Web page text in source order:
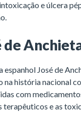
e úlcera
de
espanhol José de
na história nacional
com
terapêuticos e as